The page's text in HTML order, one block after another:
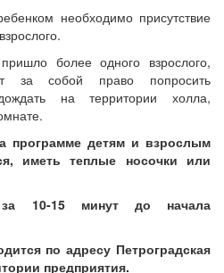
необходимо присутствие
более одного взрослого,
за собой право попросить
на территории холла,
программе детям и взрослым
иметь теплые носочки или
за 10-15 минут до начала
по адресу Петроградская
предприятия.